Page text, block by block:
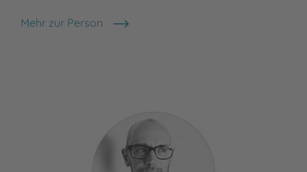
Mehr zur Person
Liz Gogerly